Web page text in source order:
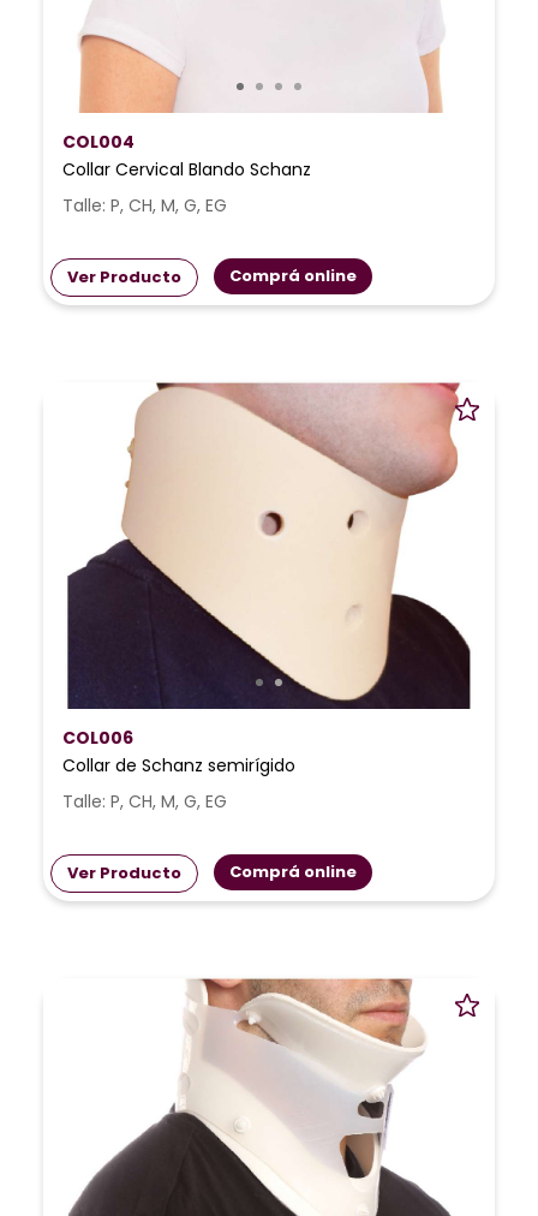
COL004
Collar Cervical Blando Schanz
Talle: P, CH, M, G, EG
Ver Producto Comprá online
COL006
Collar de Schanz semirígido
Talle: P, CH, M, G, EG
Ver Producto Comprá online